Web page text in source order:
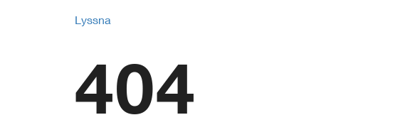
Lyssna
404